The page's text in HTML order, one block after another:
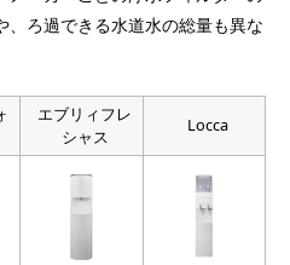
ろ過できる水道水の総量も異な
エブリィフレ
シャス
Locca